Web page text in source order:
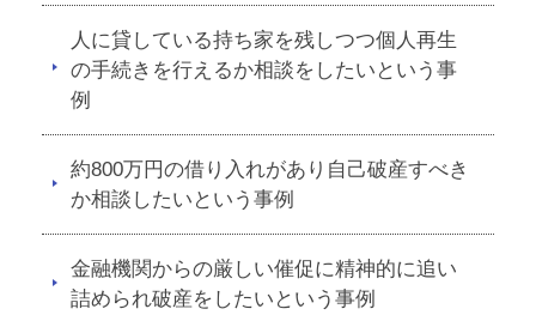
人に貸している持ち家を残しつつ個人再生
の手続きを行えるか相談をしたいという事
例
約800万円の借り入れがあり自己破産すべき
か相談したいという事例
金融機関からの厳しい催促に精神的に追い
詰められ破産をしたいという事例